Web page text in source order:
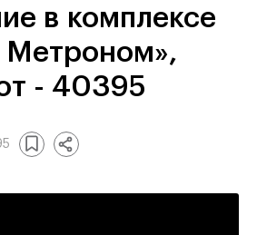
Метроном»,
- 40395